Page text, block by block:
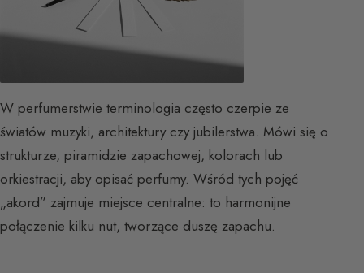
W perfumerstwie terminologia często czerpie ze
światów muzyki, architektury czy jubilerstwa. Mówi się o
strukturze, piramidzie zapachowej, kolorach lub
orkiestracji, aby opisać perfumy. Wśród tych pojęć
„akord” zajmuje miejsce centralne: to harmonijne
połączenie kilku nut, tworzące duszę zapachu.